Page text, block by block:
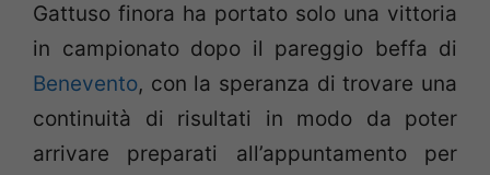
Gattuso finora ha portato solo una vittoria
in campionato dopo il pareggio beffa di
Benevento, con la speranza di trovare una
continuità di risultati in modo da poter
arrivare preparati all’appuntamento per